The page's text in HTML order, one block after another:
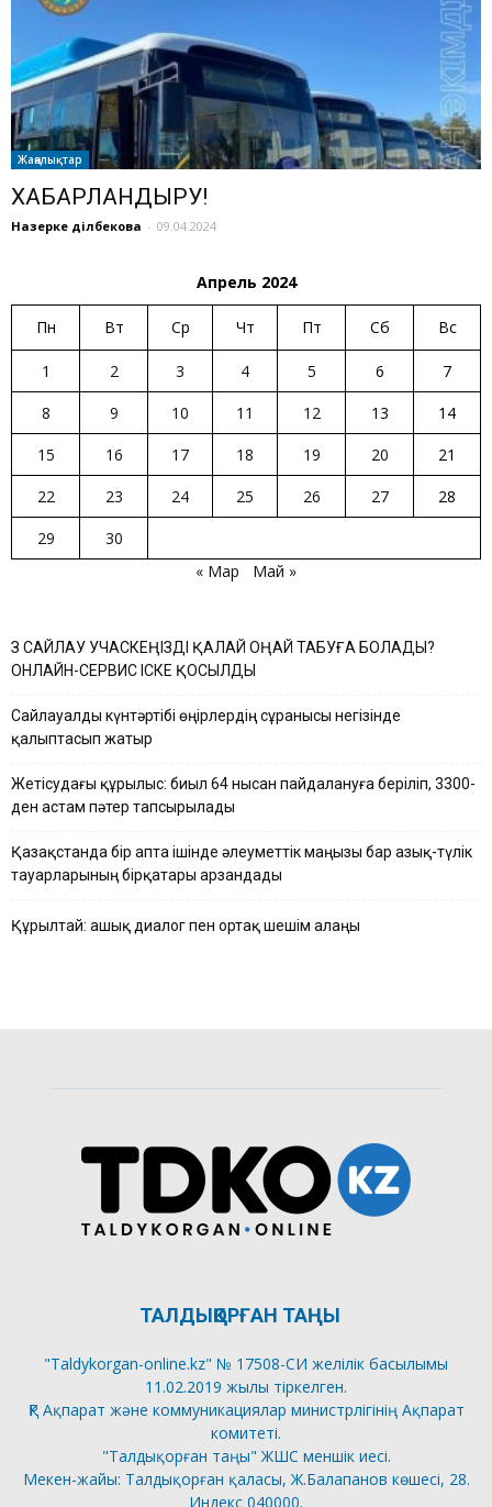
Жаңалықтар
ХАБАРЛАНДЫРУ!
Назерке Әділбекова - 09.04.2024
Апрель 2024
Пн Вт Ср Чт Пт Сб Вс
1 2 3 4 5 6
7
8
9 10 11 12 13
14
15
16 17 18 19 20
21
22
23 24 25 26 27
28
29
30
« Мар
Май »
ӨЗ САЙЛАУ УЧАСКЕҢІЗДІ ҚАЛАЙ ОҢАЙ ТАБУҒА БОЛАДЫ?
ОНЛАЙН-СЕРВИС ІСКЕ ҚОСЫЛДЫ
Сайлауалды күнтәртібі өңірлердің сұранысы негізінде
қалыптасып жатыр
Жетісудағы құрылыс: биыл 64 нысан пайдалануға беріліп, 3300-
ден астам пәтер тапсырылады
Қазақстанда бір апта ішінде әлеуметтік маңызы бар азық-түлік
тауарларының бірқатары арзандады
Құрылтай: ашық диалог пен ортақ шешім алаңы
ТАЛДЫҚОРҒАН ТАҢЫ
"Taldykorgan-online.kz" № 17508-СИ желілік басылымы
11.02.2019 жылы тіркелген.
ҚР Ақпарат және коммуникациялар министрлігінің Ақпарат
комитеті.
"Талдықорған таңы" ЖШС меншік иесі.
Мекен-жайы: Талдықорған қаласы, Ж.Балапанов көшесі, 28.
Индекс 040000.